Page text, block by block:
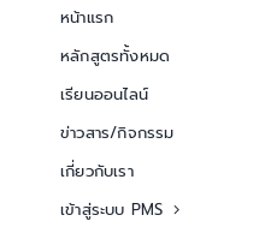
หน้าแรก
หลักสูตรทั้งหมด
เรียนออนไลน์
ข่าวสาร/กิจกรรม
เกี่ยวกับเรา
เข้าสู่ระบบ PMS